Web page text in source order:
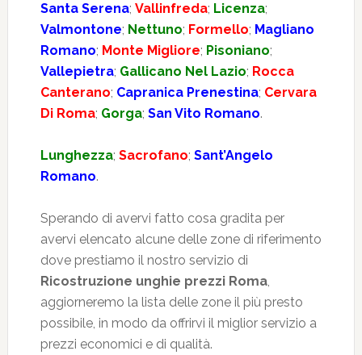
Santa Serena; Vallinfreda; Licenza;
Valmontone; Nettuno; Formello; Magliano
Romano; Monte Migliore; Pisoniano;
Vallepietra; Gallicano Nel Lazio; Rocca
Canterano; Capranica Prenestina; Cervara
Di Roma; Gorga; San Vito Romano.
Lunghezza; Sacrofano; Sant’Angelo
Romano.
Sperando di avervi fatto cosa gradita per
avervi elencato alcune delle zone di riferimento
dove prestiamo il nostro servizio di
Ricostruzione unghie prezzi Roma,
aggiorneremo la lista delle zone il più presto
possibile, in modo da offrirvi il miglior servizio a
prezzi economici e di qualità.